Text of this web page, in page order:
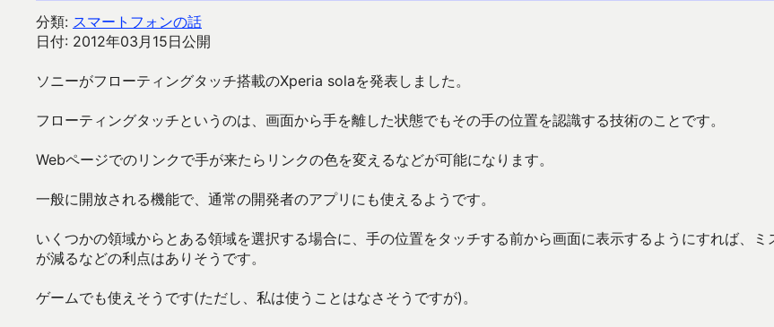
分類: スマートフォンの話
日付: 2012年03月15日公開
ソニーがフローティングタッチ搭載のXperia solaを発表しました。
フローティングタッチというのは、画面から手を離した状態でもその手の位置を認識する技術のことです。
Webページでのリンクで手が来たらリンクの色を変えるなどが可能になります。
一般に開放される機能で、通常の開発者のアプリにも使えるようです。
いくつかの領域からとある領域を選択する場合に、手の位置をタッチする前から画面に表示するようにすれば、ミ
が減るなどの利点はありそうです。
ゲームでも使えそうです(ただし、私は使うことはなさそうですが)。